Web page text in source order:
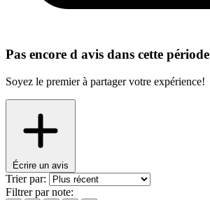
Pas encore d avis dans cette période
Soyez le premier à partager votre expérience!
Écrire un avis
Trier par:
Filtrer par note: